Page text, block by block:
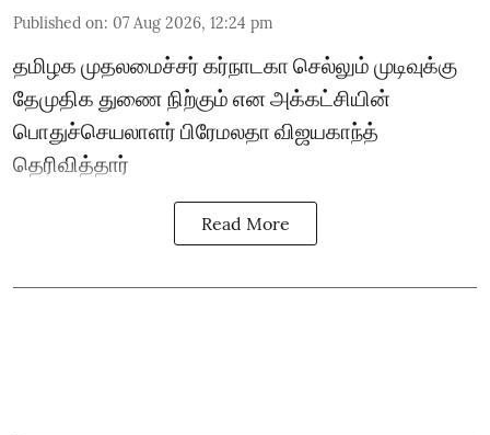
Published on: 07 Aug 2026, 12:24 pm
தமிழக முதலமைச்சர் கர்நாடகா செல்லும் முடிவுக்கு
தேமுதிக துணை நிற்கும் என அக்கட்சியின்
பொதுச்செயலாளர் பிரேமலதா விஜயகாந்த்
தெரிவித்தார்
Read More